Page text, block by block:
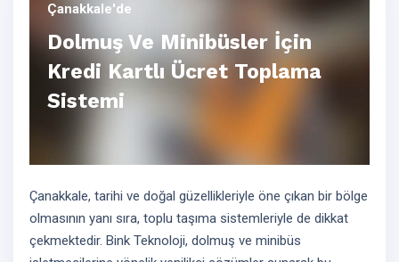
Çanakkale'de
Dolmuş Ve Minibüsler İçin
Kredi Kartlı Ücret Toplama
Sistemi
Çanakkale, tarihi ve doğal güzellikleriyle öne çıkan bir bölge
olmasının yanı sıra, toplu taşıma sistemleriyle de dikkat
çekmektedir. Bink Teknoloji, dolmuş ve minibüs